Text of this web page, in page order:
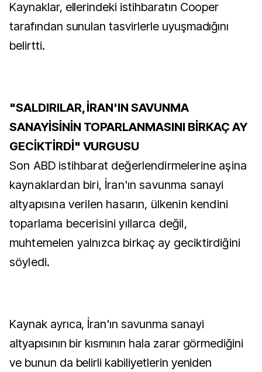
Kaynaklar, ellerindeki istihbaratın Cooper
tarafından sunulan tasvirlerle uyuşmadığını
belirtti.
"SALDIRILAR, İRAN'IN SAVUNMA
SANAYİSİNİN TOPARLANMASINI BİRKAÇ AY
GECİKTİRDİ" VURGUSU
Son ABD istihbarat değerlendirmelerine aşina
kaynaklardan biri, İran'ın savunma sanayi
altyapısına verilen hasarın, ülkenin kendini
toparlama becerisini yıllarca değil,
muhtemelen yalnızca birkaç ay geciktirdiğini
söyledi.
Kaynak ayrıca, İran'ın savunma sanayi
altyapısının bir kısmının hala zarar görmediğini
ve bunun da belirli kabiliyetlerin yeniden